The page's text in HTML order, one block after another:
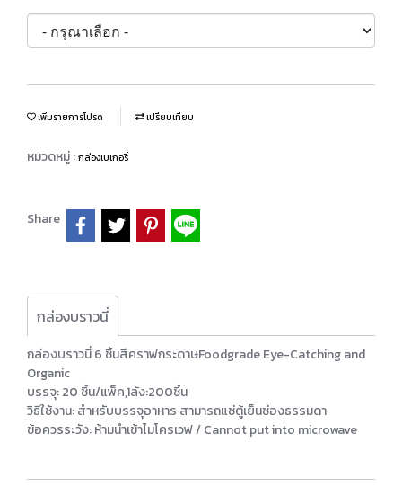
เพิ่มรายการโปรด เปรียบเทียบ
หมวดหมู่ : กล่องเบเกอรี่
Share
กล่องบราวนี่
กล่องบราวนี่ 6 ชิ้นสีคราฟกระดาษFoodgrade Eye-Catching and
Organic
บรรจุ: 20 ชิ้น/แพ็ค,1ลัง:200ชิ้น
วิธีใช้งาน: สำหรับบรรจุอาหาร สามารถแช่ตู้เย็นช่องธรรมดา
ข้อควรระวัง: ห้ามนำเข้าไมโครเวฟ / Cannot put into microwave